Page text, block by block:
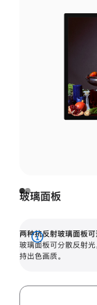
玻璃面板
两种抗反射玻璃面板可
玻璃面板可分散反射光
持出色画质。
展
开